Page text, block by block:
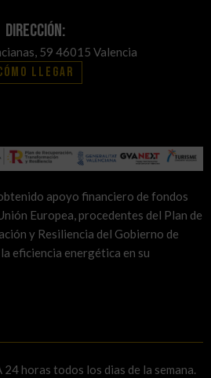
Dirección:
59 46015 Valencia
llegar
apoyo financiero de fondos
Europea, procedentes del Plan de
y Resiliencia del Gobierno de
eficiencia energética en su
24 horas todos los dias de la semana.